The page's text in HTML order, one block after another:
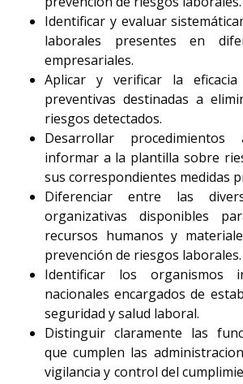
Identificar y evaluar
laborales presentes en
empresariales.
Aplicar y verificar la
preventivas destinadas a
riesgos detectados.
Desarrollar procedimientos
informar a la plantilla sobre
sus correspondientes medidas
Diferenciar entre las
organizativas disponibles
recursos humanos y
prevención de riesgos laborales.
Identificar los organismos
nacionales encargados de
seguridad y salud laboral.
Distinguir claramente las
que cumplen las
vigilancia y control del